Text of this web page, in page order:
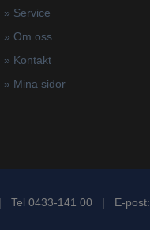
» Service
» Om oss
» Kontakt
» Mina sidor
| Tel 0433-141 00 | E-post: